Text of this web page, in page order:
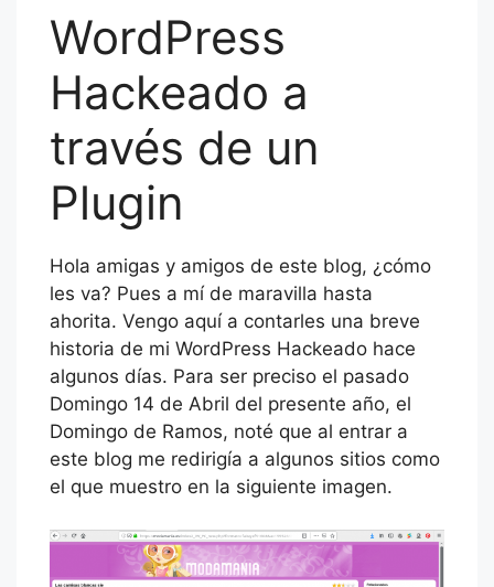
k
g
er
e
WordPress
Hackeado a
través de un
Plugin
Hola amigas y amigos de este blog, ¿cómo
les va? Pues a mí de maravilla hasta
ahorita. Vengo aquí a contarles una breve
historia de mi WordPress Hackeado hace
algunos días. Para ser preciso el pasado
Domingo 14 de Abril del presente año, el
Domingo de Ramos, noté que al entrar a
este blog me redirigía a algunos sitios como
el que muestro en la siguiente imagen.